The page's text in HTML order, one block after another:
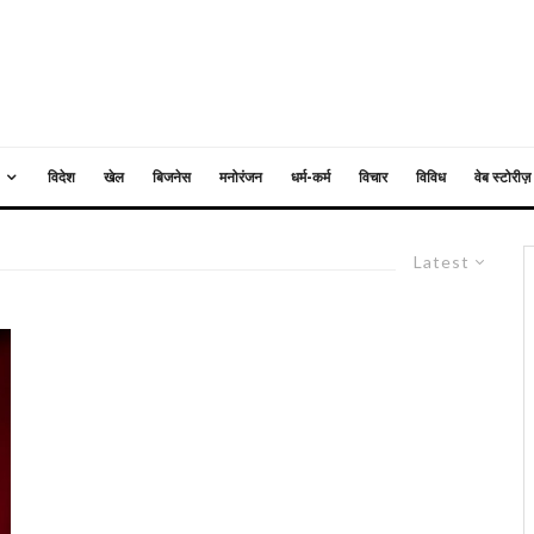
विदेश खेल बिजनेस मनोरंजन धर्म-कर्म विचार विविध वेब स्टोरीज़
Latest